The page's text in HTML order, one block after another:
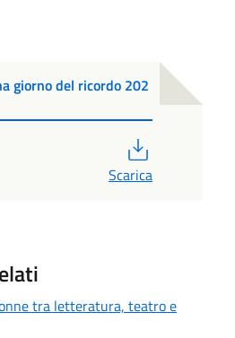
giorno del ricordo 202
Scarica
tra letteratura, teatro e